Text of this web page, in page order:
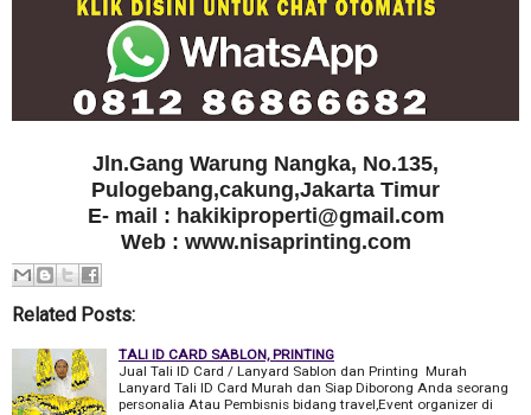
Jln.Gang Warung Nangka, No.135,
Pulogebang,cakung,Jakarta Timur
E- mail : hakikiproperti@gmail.com
Web : www.nisaprinting.com
Related Posts:
TALI ID CARD SABLON, PRINTING
Jual Tali ID Card / Lanyard Sablon dan Printing Murah
Lanyard Tali ID Card Murah dan Siap Diborong Anda seorang
personalia Atau Pembisnis bidang travel,Event organizer di